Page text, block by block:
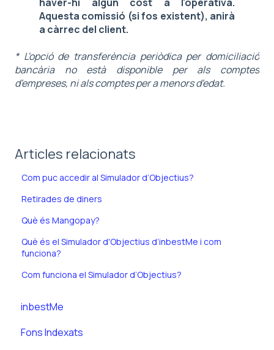
Aquesta comissió (si fos existent), anirà
a càrrec del client.
* L'opció de transferència periòdica per domiciliació
bancària no està disponible per als comptes
d'empreses, ni als comptes per a menors d'edat.
Articles relacionats
Com puc accedir al Simulador d’Objectius?
Retirades de diners
Què és Mangopay?
Què és el Simulador d'Objectius d’inbestMe i com
funciona?
Com funciona el Simulador d’Objectius?
inbestMe
Fons Indexats